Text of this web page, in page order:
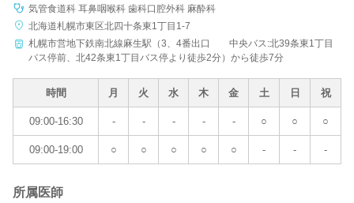
気管食道科 耳鼻咽喉科 歯科口腔外科 麻酔科
北海道札幌市東区北四十条東1丁目1-7
札幌市営地下鉄南北線麻生駅（3、4番出口 中央バス:北39条東1丁目
バス停前、北42条東1丁目バス停より徒歩2分）から徒歩7分
時間 月 火 水 木 金 土 日 祝
09:00-16:30 - - - - - ○ ○ ○
09:00-19:00 ○ ○ ○ ○ ○ - - -
所属医師